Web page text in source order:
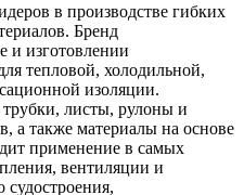
в производстве гибких
Бренд
и изготовлении
тепловой, холодильной,
изоляции.
листы, рулоны и
а также материалы на основе
применение в самых
вентиляции и